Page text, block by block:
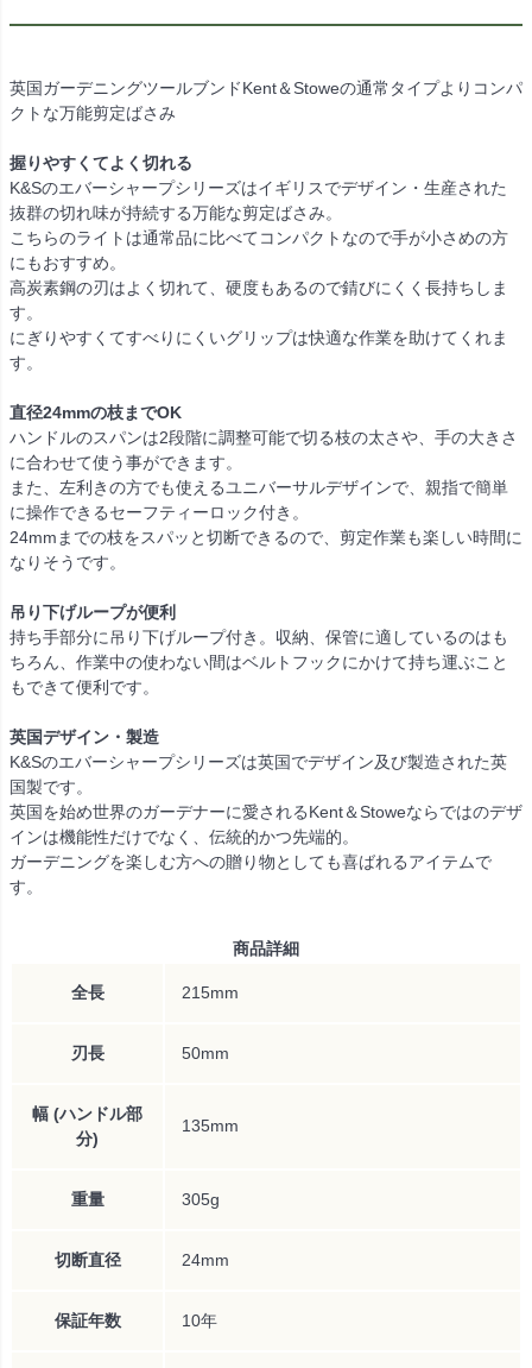
英国ガーデニングツールブンドKent＆Stoweの通常タイプよりコンパ
クトな万能剪定ばさみ
握りやすくてよく切れる
K&Sのエバーシャープシリーズはイギリスでデザイン・生産された
抜群の切れ味が持続する万能な剪定ばさみ。
こちらのライトは通常品に比べてコンパクトなので手が小さめの方
にもおすすめ。
高炭素鋼の刃はよく切れて、硬度もあるので錆びにくく長持ちしま
す。
にぎりやすくてすべりにくいグリップは快適な作業を助けてくれま
す。
直径24mmの枝までOK
ハンドルのスパンは2段階に調整可能で切る枝の太さや、手の大きさ
に合わせて使う事ができます。
また、左利きの方でも使えるユニバーサルデザインで、親指で簡単
に操作できるセーフティーロック付き。
24mmまでの枝をスパッと切断できるので、剪定作業も楽しい時間に
なりそうです。
吊り下げループが便利
持ち手部分に吊り下げループ付き。収納、保管に適しているのはも
ちろん、作業中の使わない間はベルトフックにかけて持ち運ぶこと
もできて便利です。
英国デザイン・製造
K&Sのエバーシャープシリーズは英国でデザイン及び製造された英
国製です。
英国を始め世界のガーデナーに愛されるKent＆Stoweならではのデザ
インは機能性だけでなく、伝統的かつ先端的。
ガーデニングを楽しむ方への贈り物としても喜ばれるアイテムで
す。
商品詳細
全長 215mm
刃長 50mm
幅 (ハンドル部
分)
135mm
重量 305g
切断直径 24mm
保証年数 10年